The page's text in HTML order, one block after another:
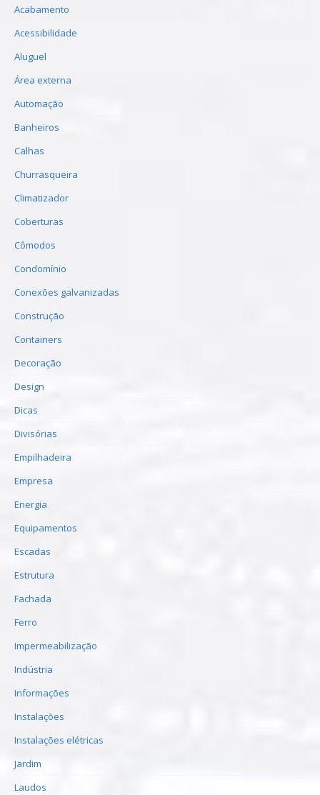
Acabamento
Acessibilidade
Aluguel
Área externa
Automação
Banheiros
Calhas
Churrasqueira
Climatizador
Coberturas
Cômodos
Condomínio
Conexões galvanizadas
Construção
Containers
Decoração
Design
Dicas
Divisórias
Empilhadeira
Empresa
Energia
Equipamentos
Escadas
Estrutura
Fachada
Ferro
Impermeabilização
Indústria
Informações
Instalações
Instalações elétricas
Jardim
Laudos